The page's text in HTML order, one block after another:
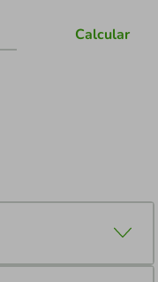
Calcular